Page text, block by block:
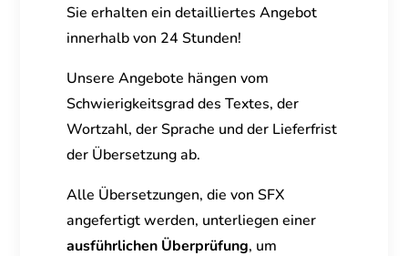
Sie erhalten ein detailliertes Angebot
innerhalb von 24 Stunden!
Unsere Angebote hängen vom
Schwierigkeitsgrad des Textes, der
Wortzahl, der Sprache und der Lieferfrist
der Übersetzung ab.
Alle Übersetzungen, die von SFX
angefertigt werden, unterliegen einer
ausführlichen Überprüfung, um